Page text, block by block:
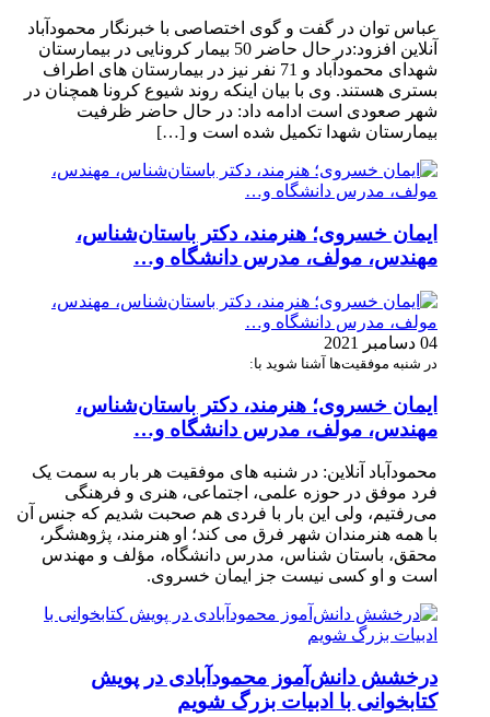
عباس توان در گفت و گوی اختصاصی با خبرنگار محمودآباد
آنلاین افزود:در حال حاضر 50 بیمار کرونایی در بیمارستان
شهدای محمودآباد و 71 نفر نیز در بیمارستان های اطراف
بستری هستند. وی با بیان اینکه روند شیوع کرونا همچنان در
شهر صعودی است ادامه داد: در حال حاضر ظرفیت
بیمارستان شهدا تکمیل شده است و […]
ایمان خسروی؛ هنرمند، دکتر باستان‌شناس،
مهندس، مولف، مدرس دانشگاه و…
04 دسامبر 2021
در شنبه موفقیت‌ها آشنا شوید با:
ایمان خسروی؛ هنرمند، دکتر باستان‌شناس،
مهندس، مولف، مدرس دانشگاه و…
محمودآباد آنلاین: در شنبه های موفقیت هر بار به سمت یک
فرد موفق در حوزه علمی، اجتماعی، هنری و فرهنگی
می‌رفتیم، ولی این بار با فردی هم صحبت شدیم که جنس آن
با همه هنرمندان شهر فرق می کند؛ او هنرمند، پژوهشگر،
محقق، باستان شناس، مدرس دانشگاه، مؤلف و مهندس
است و او کسی نیست جز ایمان خسروی.
درخشش دانش‌آموز محمودآبادی در پویش
کتابخوانی با ادبیات بزرگ شویم